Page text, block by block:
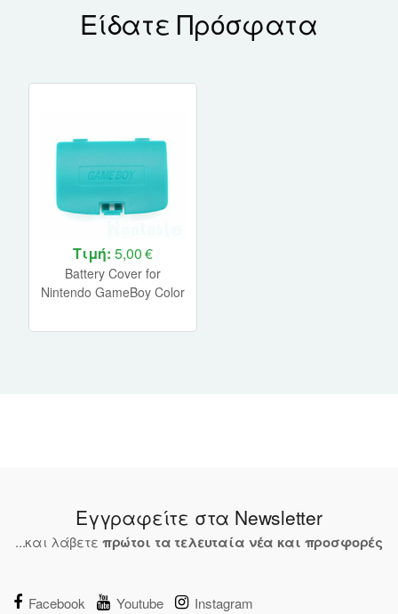
Είδατε Πρόσφατα
Τιμή: 5,00 €
Battery Cover for
Nintendo GameBoy Color
Εγγραφείτε στα Newsletter
...και λάβετε πρώτοι τα τελευταία νέα και προσφορές
Facebook Youtube Instagram